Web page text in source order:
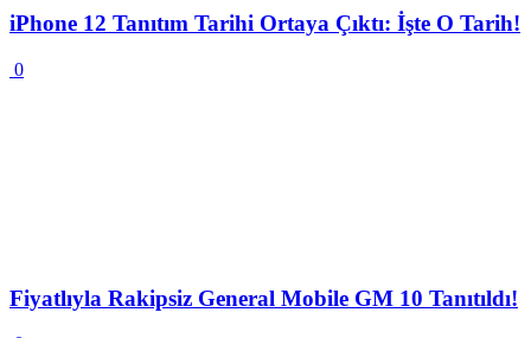
iPhone 12 Tanıtım Tarihi Ortaya Çıktı: İşte O Tarih!
0
Fiyatlıyla Rakipsiz General Mobile GM 10 Tanıtıldı!